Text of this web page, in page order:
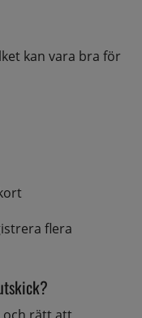
kan vara bra för
flera